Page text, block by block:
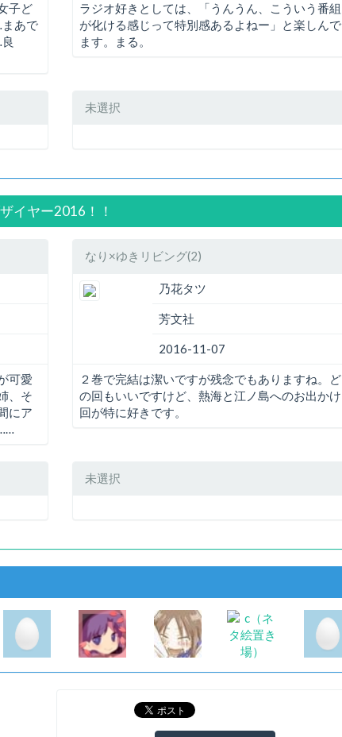
子ど
あで
ラジオ好きとしては、「うんうん、こういう番組
が化ける感じって特別感あるよねー」と楽しんで
ます。まる。
未選択
イヤー2016！！
可愛
、そ
にア
なり×ゆきリビング(2)
乃花タツ
芳文社
2016-11-07
２巻で完結は潔いですが残念でもありますね。ど
の回もいいですけど、熱海と江ノ島へのお出かけ
回が特に好きです。
未選択